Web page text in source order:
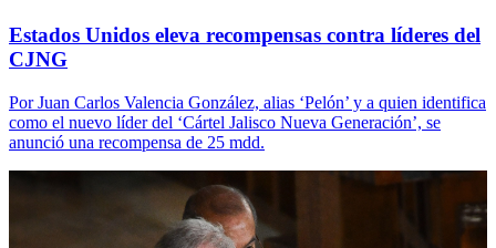
Estados Unidos eleva recompensas contra líderes del
CJNG
Por Juan Carlos Valencia González, alias ‘Pelón’ y a quien identifica
como el nuevo líder del ‘Cártel Jalisco Nueva Generación’, se
anunció una recompensa de 25 mdd.